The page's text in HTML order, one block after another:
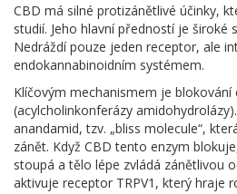
CBD má silné protizánětlivé účinky,
studií. Jeho hlavní předností je široké
Nedráždí pouze jeden receptor, ale
endokannabinoidním systémem.
Klíčovým mechanismem je blokování
(acylcholinkonferázy
anandamid, tzv. „bliss molecule“,
zánět. Když CBD tento enzym
stoupá a tělo lépe zvládá zánětlivou
aktivuje receptor TRPV1, který hraje